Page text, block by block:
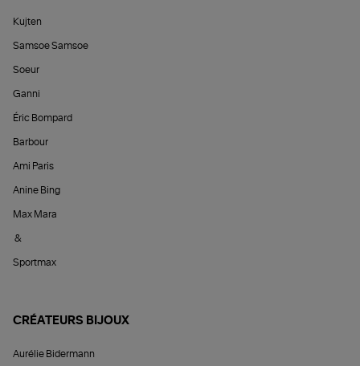
Kujten
Samsoe Samsoe
Soeur
Ganni
Éric Bompard
Barbour
Ami Paris
Anine Bing
Max Mara
&
Sportmax
CRÉATEURS BIJOUX
Aurélie Bidermann